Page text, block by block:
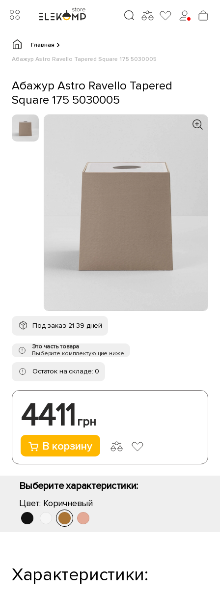
Главная
Абажур Astro Ravello Tapered Square 175 5030005
Абажур Astro Ravello Tapered
Square 175 5030005
Под заказ 21-39 дней
Это часть товара
Выберите комплектующие ниже
Остаток на складе: 0
4411 грн
В корзину
Выберите характеристики:
Цвет: Коричневый
Характеристики: